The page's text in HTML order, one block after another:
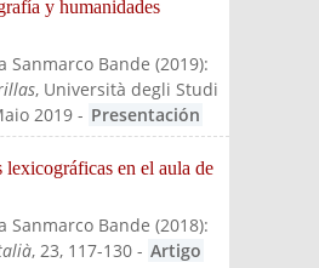
y humanidades
Sanmarco Bande (2019):
, Università degli Studi
2019 - Presentación
lexicográficas en el aula de
Sanmarco Bande (2018):
, 23, 117-130 - Artigo